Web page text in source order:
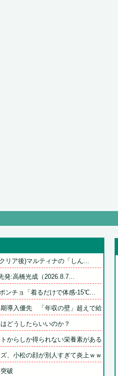
リア後)マルティナの「しん...
発:高橋光成（2026.8.7...
ンチョ「着るだけで体感-15℃...
導入優先　「年収の壁」超えで給付...
どうしたらいいのか？
からしか得られない栄養素がある。...
、小松の顔が別人すぎて炎上ｗｗｗ...
破